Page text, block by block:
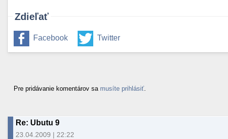
Zdieľať
Facebook Twitter
Pre pridávanie komentárov sa musíte prihlásiť
Re: Ubutu 9
23.04.2009 | 22:22